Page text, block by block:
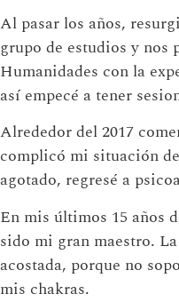
Al pasar los años,
grupo de estudios y nos
Humanidades con la
así empecé a tener
Alrededor del 2017
complicó mi situación
agotado, regresé a
En mis últimos 15 años
sido mi gran maestro.
acostada, porque no
mis chakras.